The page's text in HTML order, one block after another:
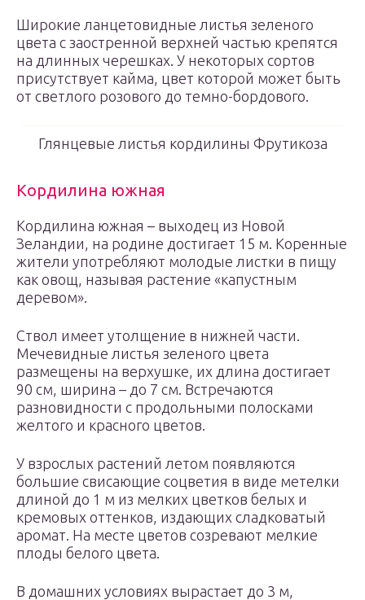
Широкие ланцетовидные листья зеленого
цвета с заостренной верхней частью крепятся
на длинных черешках. У некоторых сортов
присутствует кайма, цвет которой может быть
от светлого розового до темно-бордового.
Глянцевые листья кордилины Фрутикоза
Кордилина южная
Кордилина южная – выходец из Новой
Зеландии, на родине достигает 15 м. Коренные
жители употребляют молодые листки в пищу
как овощ, называя растение «капустным
деревом».
Ствол имеет утолщение в нижней части.
Мечевидные листья зеленого цвета
размещены на верхушке, их длина достигает
90 см, ширина – до 7 см. Встречаются
разновидности с продольными полосками
желтого и красного цветов.
У взрослых растений летом появляются
большие свисающие соцветия в виде метелки
длиной до 1 м из мелких цветков белых и
кремовых оттенков, издающих сладковатый
аромат. На месте цветов созревают мелкие
плоды белого цвета.
В домашних условиях вырастает до 3 м,